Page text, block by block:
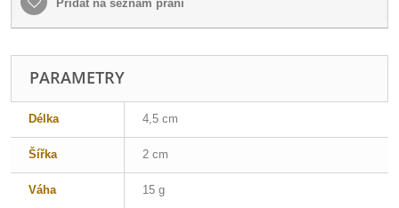
Přidat na seznam přání
PARAMETRY
Délka 4,5 cm
Šířka 2 cm
Váha 15 g